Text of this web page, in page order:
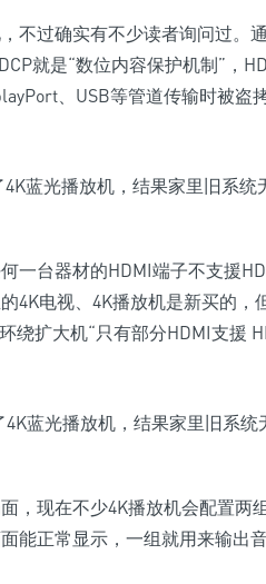
不过确实有不少读者询问过。
就是“数位内容保护机制”，
、USB等管道传输时被
一台器材的HDMI端子不支援
4K电视、4K播放机是新买的，
绕扩大机“只有部分HDMI支援
，现在不少4K播放机会配置两
面能正常显示，一组就用来输